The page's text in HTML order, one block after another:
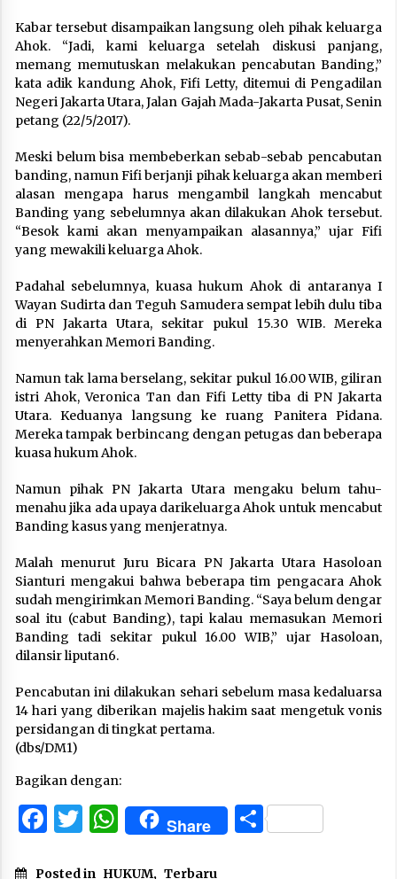
Kabar tersebut disampaikan langsung oleh pihak keluarga
Ahok. “Jadi, kami keluarga setelah diskusi panjang,
memang memutuskan melakukan pencabutan Banding,”
kata adik kandung Ahok, Fifi Letty, ditemui di Pengadilan
Negeri Jakarta Utara, Jalan Gajah Mada-Jakarta Pusat, Senin
petang (22/5/2017).
Meski belum bisa membeberkan sebab-sebab pencabutan
banding, namun Fifi berjanji pihak keluarga akan memberi
alasan mengapa harus mengambil langkah mencabut
Banding yang sebelumnya akan dilakukan Ahok tersebut.
“Besok kami akan menyampaikan alasannya,” ujar Fifi
yang mewakili keluarga Ahok.
Padahal sebelumnya, kuasa hukum Ahok di antaranya I
Wayan Sudirta dan Teguh Samudera sempat lebih dulu tiba
di PN Jakarta Utara, sekitar pukul 15.30 WIB. Mereka
menyerahkan Memori Banding.
Namun tak lama berselang, sekitar pukul 16.00 WIB, giliran
istri Ahok, Veronica Tan dan Fifi Letty tiba di PN Jakarta
Utara. Keduanya langsung ke ruang Panitera Pidana.
Mereka tampak berbincang dengan petugas dan beberapa
kuasa hukum Ahok.
Namun pihak PN Jakarta Utara mengaku belum tahu-
menahu jika ada upaya darikeluarga Ahok untuk mencabut
Banding kasus yang menjeratnya.
Malah menurut Juru Bicara PN Jakarta Utara Hasoloan
Sianturi mengakui bahwa beberapa tim pengacara Ahok
sudah mengirimkan Memori Banding. “Saya belum dengar
soal itu (cabut Banding), tapi kalau memasukan Memori
Banding tadi sekitar pukul 16.00 WIB,” ujar Hasoloan,
dilansir liputan6.
Pencabutan ini dilakukan sehari sebelum masa kedaluarsa
14 hari yang diberikan majelis hakim saat mengetuk vonis
persidangan di tingkat pertama.
(dbs/DM1)
Bagikan dengan:
Facebook
Twitter
WhatsApp
Share Share
Posted in HUKUM, Terbaru